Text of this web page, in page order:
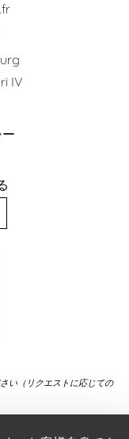
IV
い（リクエストに応じての